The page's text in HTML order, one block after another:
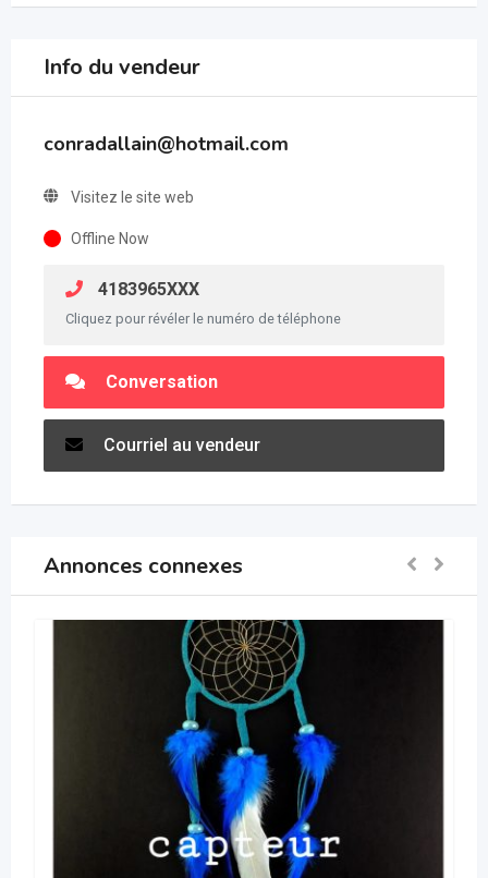
Info du vendeur
conradallain@hotmail.com
Visitez le site web
Offline Now
4183965XXX
Cliquez pour révéler le numéro de téléphone
Conversation
Courriel au vendeur
Annonces connexes